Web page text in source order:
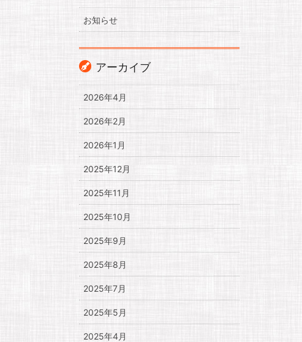
お知らせ
アーカイブ
2026年4月
2026年2月
2026年1月
2025年12月
2025年11月
2025年10月
2025年9月
2025年8月
2025年7月
2025年5月
2025年4月